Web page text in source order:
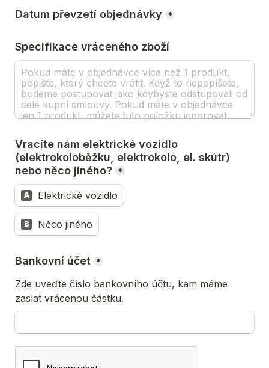
Datum převzetí objednávky *
Specifikace vráceného zboží
Vracíte nám elektrické vozidlo
(elektrokoloběžku, elektrokolo, el. skútr)
nebo něco jiného? *
A Elektrické vozidlo
B Něco jiného
Bankovní účet *
Zde uveďte číslo bankovního účtu, kam máme
zaslat vrácenou částku.